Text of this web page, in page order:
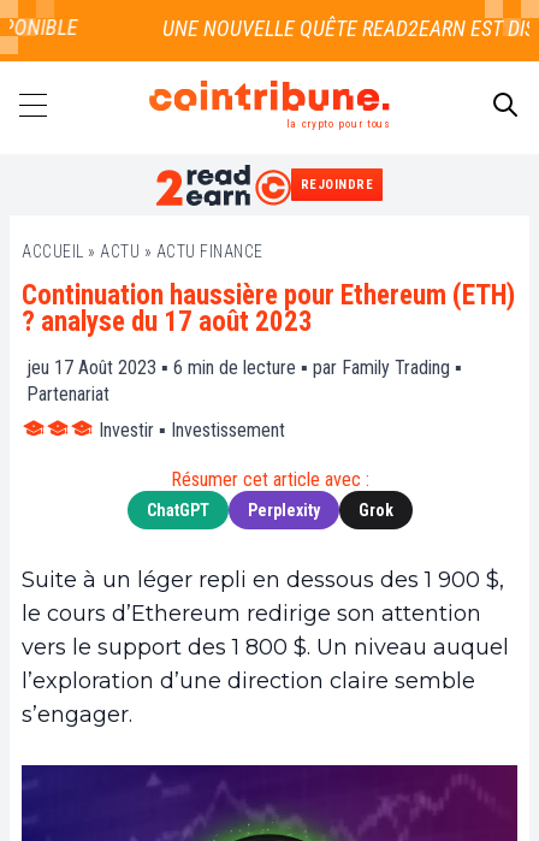
la crypto pour tous
REJOINDRE
ACCUEIL » ACTU » ACTU FINANCE
Continuation haussière pour Ethereum (ETH)
? analyse du 17 août 2023
jeu 17 Août 2023 ▪ 6 min de lecture ▪ par Family Trading ▪
Partenariat
Investir ▪ Investissement
Résumer cet article avec :
ChatGPT Perplexity Grok
Suite à un léger repli en dessous des 1 900 $,
le cours d’Ethereum redirige son attention
vers le support des 1 800 $. Un niveau auquel
l’exploration d’une direction claire semble
s’engager.